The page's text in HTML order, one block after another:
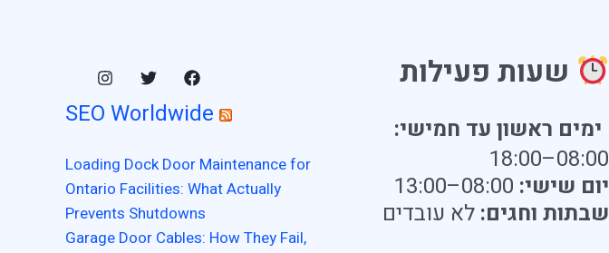
שעות פעילות
ימים ראשון עד חמישי:
08:00–18:00
יום שישי:
שבתות וחגים: לא עובדים
SEO Worldwide
Loading Dock Door Maintenance for
Ontario Facilities: What Actually
Prevents Shutdowns
Garage Door Cables: How They Fail,